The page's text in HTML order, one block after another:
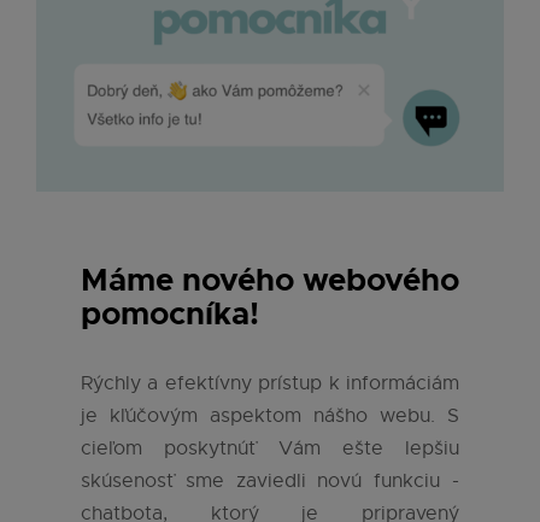
Máme nového webového
pomocníka!
Rýchly a efektívny prístup k informáciám
je kľúčovým aspektom nášho webu. S
cieľom poskytnúť Vám ešte lepšiu
skúsenosť sme zaviedli novú funkciu -
chatbota, ktorý je pripravený